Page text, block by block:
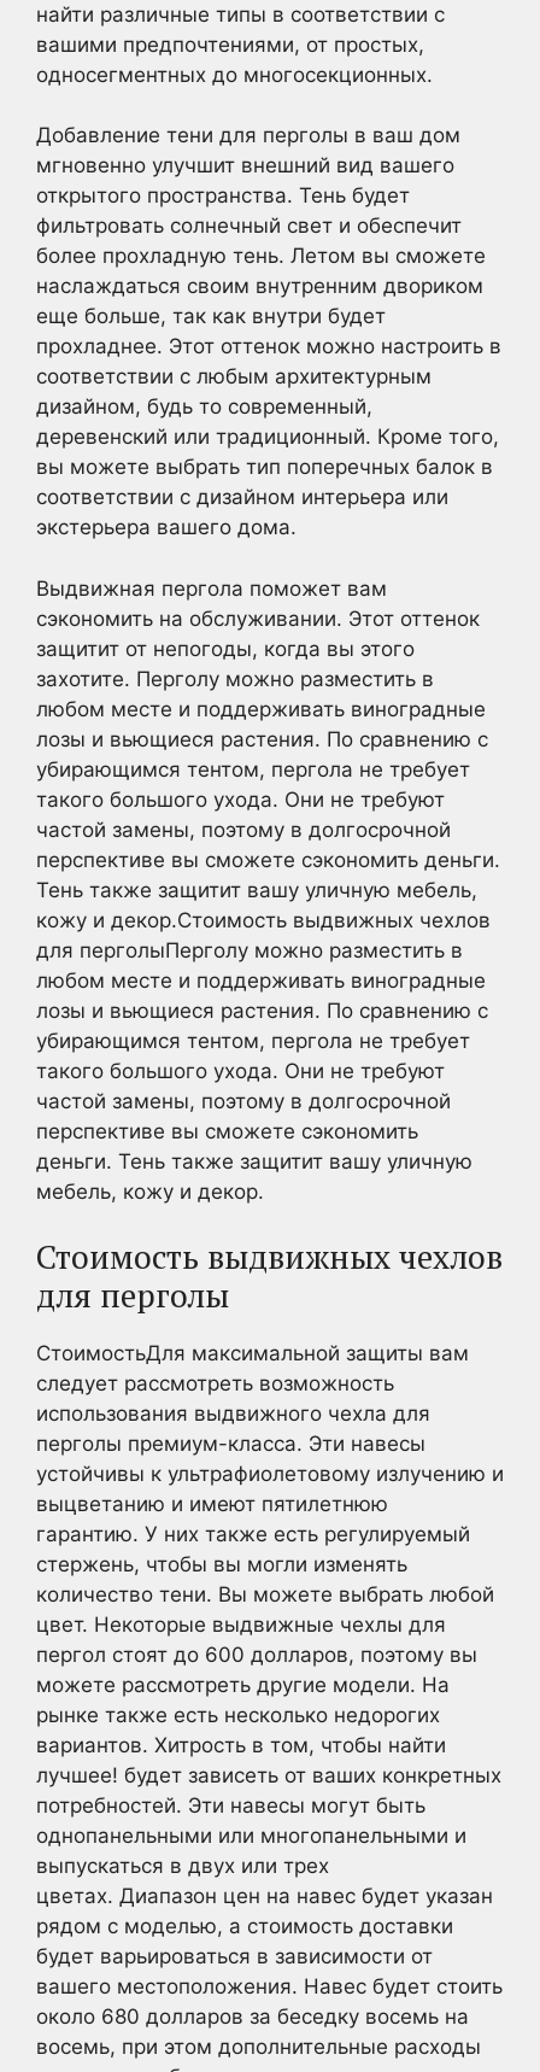
найти различные типы в соответствии с
вашими предпочтениями, от простых,
односегментных до многосекционных.
Добавление тени для перголы в ваш дом
мгновенно улучшит внешний вид вашего
открытого пространства. Тень будет
фильтровать солнечный свет и обеспечит
более прохладную тень. Летом вы сможете
наслаждаться своим внутренним двориком
еще больше, так как внутри будет
прохладнее. Этот оттенок можно настроить в
соответствии с любым архитектурным
дизайном, будь то современный,
деревенский или традиционный. Кроме того,
вы можете выбрать тип поперечных балок в
соответствии с дизайном интерьера или
экстерьера вашего дома.
Выдвижная пергола поможет вам
сэкономить на обслуживании. Этот оттенок
защитит от непогоды, когда вы этого
захотите. Перголу можно разместить в
любом месте и поддерживать виноградные
лозы и вьющиеся растения. По сравнению с
убирающимся тентом, пергола не требует
такого большого ухода. Они не требуют
частой замены, поэтому в долгосрочной
перспективе вы сможете сэкономить деньги.
Тень также защитит вашу уличную мебель,
кожу и декор.Стоимость выдвижных чехлов
для перголыПерголу можно разместить в
любом месте и поддерживать виноградные
лозы и вьющиеся растения. По сравнению с
убирающимся тентом, пергола не требует
такого большого ухода. Они не требуют
частой замены, поэтому в долгосрочной
перспективе вы сможете сэкономить
деньги. Тень также защитит вашу уличную
мебель, кожу и декор.
Стоимость выдвижных чехлов
для перголы
СтоимостьДля максимальной защиты вам
следует рассмотреть возможность
использования выдвижного чехла для
перголы премиум-класса. Эти навесы
устойчивы к ультрафиолетовому излучению и
выцветанию и имеют пятилетнюю
гарантию. У них также есть регулируемый
стержень, чтобы вы могли изменять
количество тени. Вы можете выбрать любой
цвет. Некоторые выдвижные чехлы для
пергол стоят до 600 долларов, поэтому вы
можете рассмотреть другие модели. На
рынке также есть несколько недорогих
вариантов. Хитрость в том, чтобы найти
лучшее! будет зависеть от ваших конкретных
потребностей. Эти навесы могут быть
однопанельными или многопанельными и
выпускаться в двух или трех
цветах. Диапазон цен на навес будет указан
рядом с моделью, а стоимость доставки
будет варьироваться в зависимости от
вашего местоположения. Навес будет стоить
около 680 долларов за беседку восемь на
восемь, при этом дополнительные расходы